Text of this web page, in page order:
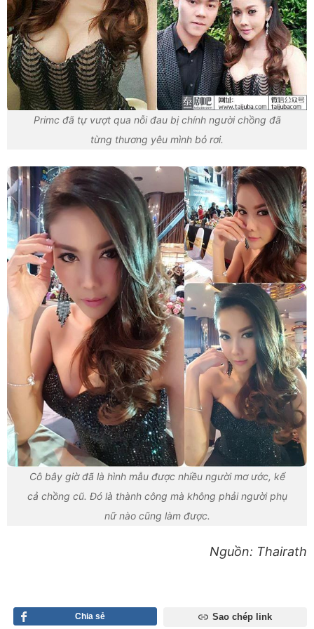
Primc đã tự vượt qua nỗi đau bị chính người chồng đã
từng thương yêu mình bỏ rơi.
Cô bây giờ đã là hình mẫu được nhiều người mơ ước, kể
cả chồng cũ. Đó là thành công mà không phải người phụ
nữ nào cũng làm được.
Nguồn: Thairath
Chia sẻ Sao chép link